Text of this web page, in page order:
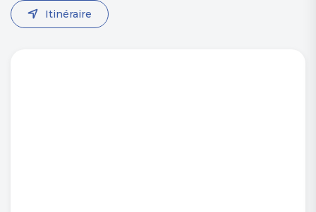
Itinéraire